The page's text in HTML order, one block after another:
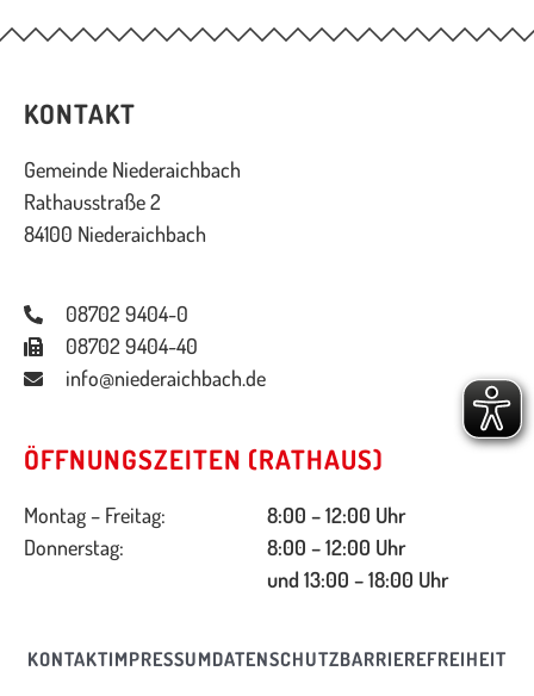
KONTAKT
Gemeinde Niederaichbach
Rathausstraße 2
84100 Niederaichbach
08702 9404-0
08702 9404-40
info@niederaichbach.de
ÖFFNUNGSZEITEN (RATHAUS)
Montag – Freitag:
8:00 – 12:00 Uhr
Donnerstag:
8:00 – 12:00 Uhr
und 13:00 – 18:00 Uhr
KONTAKTIMPRESSUMDATENSCHUTZBARRIEREFREIHEIT